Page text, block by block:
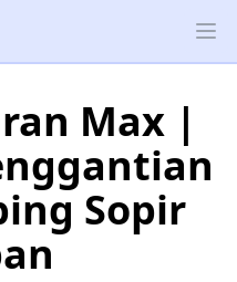
Max |
Sopir